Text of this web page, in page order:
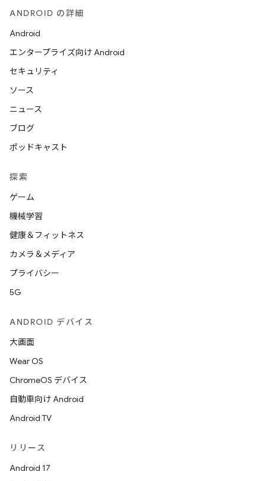
ANDROID の詳細
Android
エンタープライズ向け Android
セキュリティ
ソース
ニュース
ブログ
ポッドキャスト
探索
ゲーム
機械学習
健康＆フィットネス
カメラ＆メディア
プライバシー
5G
ANDROID デバイス
大画面
Wear OS
ChromeOS デバイス
自動車向け Android
Android TV
リリース
Android 17